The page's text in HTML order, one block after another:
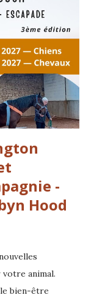
C’est
:
améliorer
que nous
parlent en
-
Hood
animal.
bien-être